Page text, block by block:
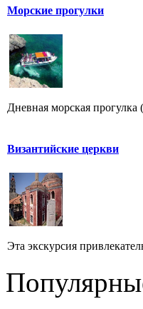
Морские прогулки
Дневная морская
Византийские церкви
Эта экскурсия